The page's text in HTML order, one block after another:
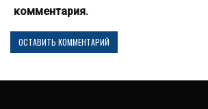
комментария.